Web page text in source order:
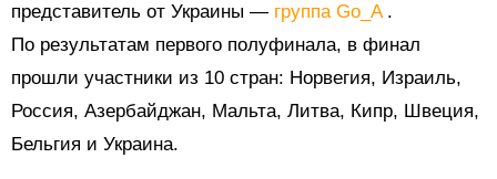
представитель от Украины — группа Go_A .
По результатам первого полуфинала, в финал
прошли участники из 10 стран: Норвегия, Израиль,
Россия, Азербайджан, Мальта, Литва, Кипр, Швеция,
Бельгия и Украина.